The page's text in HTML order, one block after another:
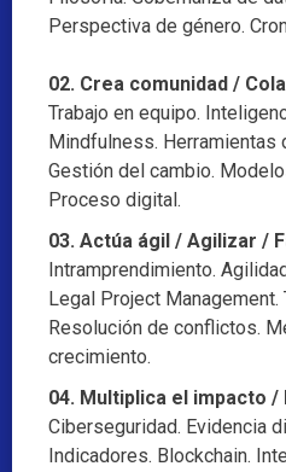
Perspectiva de género.
02. Crea comunidad /
Trabajo en equipo.
Mindfulness. Herramientas
Gestión del cambio.
Proceso digital.
03. Actúa ágil / Agilizar /
Intramprendimiento.
Legal Project
Resolución de conflictos.
crecimiento.
04. Multiplica el impacto
Ciberseguridad. Evidencia
Indicadores. Blockchain.